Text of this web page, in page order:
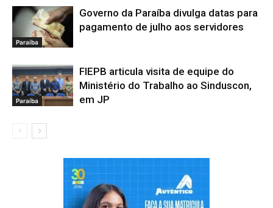
Paraíba
Governo da Paraíba divulga datas para
pagamento de julho aos servidores
Paraíba
FIEPB articula visita de equipe do
Ministério do Trabalho ao Sinduscon,
em JP